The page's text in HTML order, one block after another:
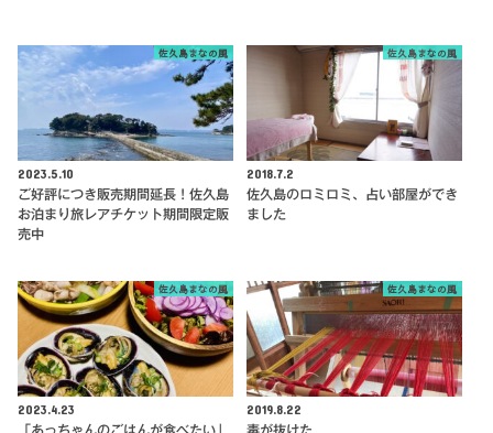
佐久島まなの風
2023.5.10
ご好評につき販売期間延長！佐久島
お泊まり旅レアチケット期間限定販
売中
佐久島まなの風
2018.7.2
佐久島のロミロミ、占い部屋ができ
ました
佐久島まなの風
2023.4.23
「あっちゃんのごはんが食べたい」
佐久島まなの風
2019.8.22
毒が抜けた